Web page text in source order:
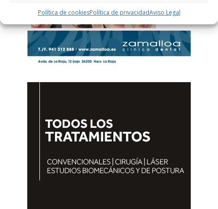
Política de cookiesPolítica de privacidadAviso Legal